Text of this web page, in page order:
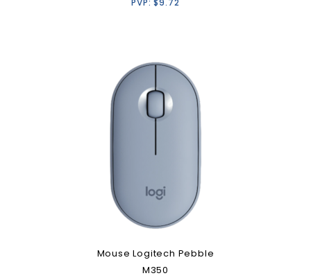
PVP:$9.72
Mouse Logitech Pebble
M350